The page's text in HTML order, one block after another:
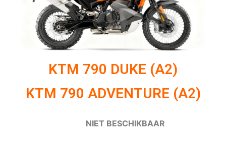
KTM 790 DUKE (A2)
KTM 790 ADVENTURE (A2)
NIET BESCHIKBAAR